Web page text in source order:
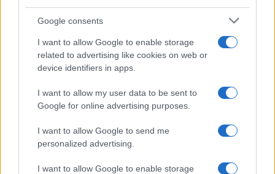
Google consents
I want to allow Google to enable storage
related to advertising like cookies on web or
device identifiers in apps.
I want to allow my user data to be sent to
Google for online advertising purposes.
I want to allow Google to send me
personalized advertising.
I want to allow Google to enable storage
Incidente Olbia, poliziotto in vacanza salva 6
persone: due bimbi tra i feriti
Red Valley Festival, musica no-stop a Olbia fino
alle 5